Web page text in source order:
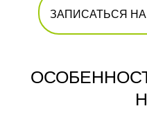
ЗАПИСАТЬСЯ